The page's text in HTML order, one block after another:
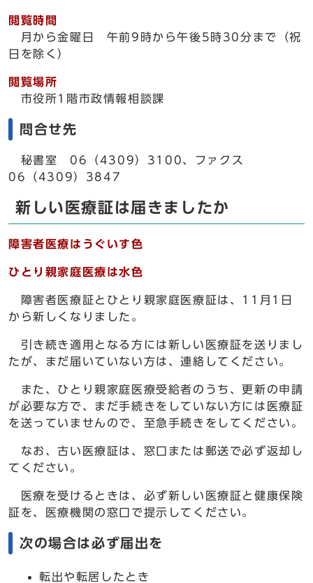
閲覧時間
月から金曜日 午前9時から午後5時30分まで（祝
日を除く）
閲覧場所
市役所1階市政情報相談課
問合せ先
秘書室 06（4309）3100、ファクス
06（4309）3847
新しい医療証は届きましたか
障害者医療はうぐいす色
ひとり親家庭医療は水色
障害者医療証とひとり親家庭医療証は、11月1日
から新しくなりました。
引き続き適用となる方には新しい医療証を送りまし
たが、まだ届いていない方は、連絡してください。
また、ひとり親家庭医療受給者のうち、更新の申請
が必要な方で、まだ手続きをしていない方には医療証
を送っていませんので、至急手続きをしてください。
なお、古い医療証は、窓口または郵送で必ず返却し
てください。
医療を受けるときは、必ず新しい医療証と健康保険
証を、医療機関の窓口で提示してください。
次の場合は必ず届出を
転出や転居したとき